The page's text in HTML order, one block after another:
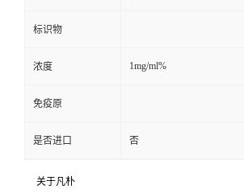
标识物
浓度 1mg/ml%
免疫原
是否进口 否
关于凡朴